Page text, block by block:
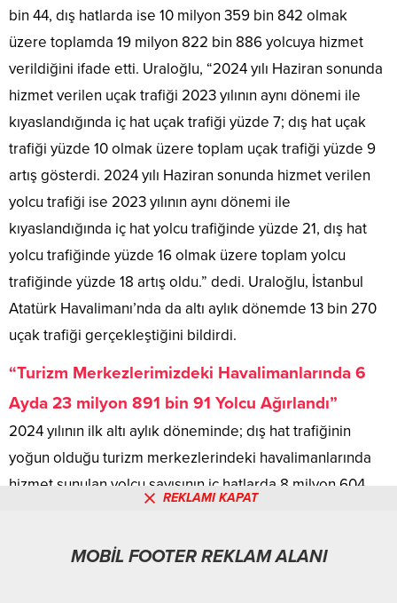
bin 44, dış hatlarda ise 10 milyon 359 bin 842 olmak
üzere toplamda 19 milyon 822 bin 886 yolcuya hizmet
verildiğini ifade etti. Uraloğlu, “2024 yılı Haziran sonunda
hizmet verilen uçak trafiği 2023 yılının aynı dönemi ile
kıyaslandığında iç hat uçak trafiği yüzde 7; dış hat uçak
trafiği yüzde 10 olmak üzere toplam uçak trafiği yüzde 9
artış gösterdi. 2024 yılı Haziran sonunda hizmet verilen
yolcu trafiği ise 2023 yılının aynı dönemi ile
kıyaslandığında iç hat yolcu trafiğinde yüzde 21, dış hat
yolcu trafiğinde yüzde 16 olmak üzere toplam yolcu
trafiğinde yüzde 18 artış oldu.” dedi. Uraloğlu, İstanbul
Atatürk Havalimanı’nda da altı aylık dönemde 13 bin 270
uçak trafiği gerçekleştiğini bildirdi.
“Turizm Merkezlerimizdeki Havalimanlarında 6
Ayda 23 milyon 891 bin 91 Yolcu Ağırlandı”
2024 yılının ilk altı aylık döneminde; dış hat trafiğinin
yoğun olduğu turizm merkezlerindeki havalimanlarında
hizmet sunulan yolcu sayısının iç hatlarda 8 milyon 604
verildiğini bildiren Uraloğlu, “Söz konusu dönemde iç
REKLAMI KAPAT
MOBİL FOOTER REKLAM ALANI